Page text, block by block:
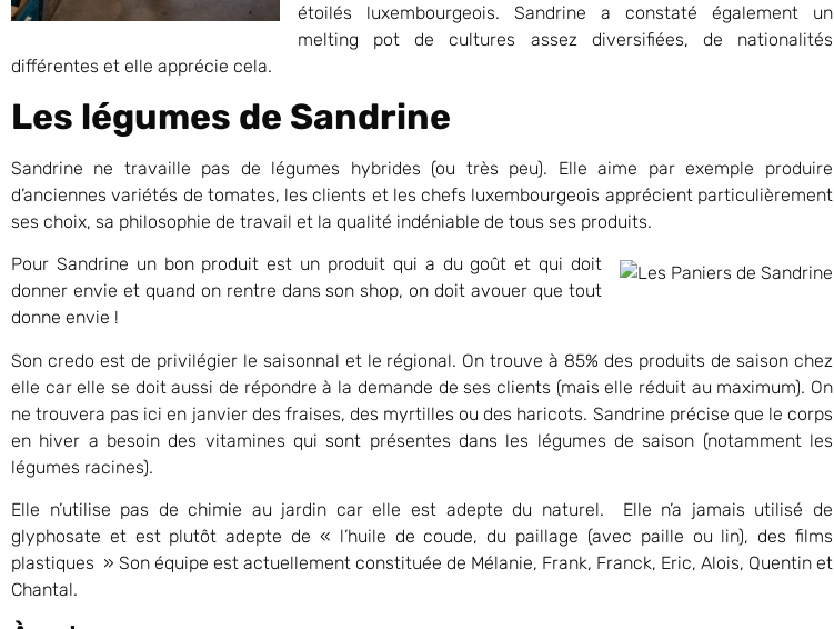
étoilés luxembourgeois. Sandrine a constaté également un
melting pot de cultures assez diversifiées, de nationalités
différentes et elle apprécie cela.
Les légumes de Sandrine
Sandrine ne travaille pas de légumes hybrides (ou très peu). Elle aime par exemple produire
d’anciennes variétés de tomates, les clients et les chefs luxembourgeois apprécient particulièrement
ses choix, sa philosophie de travail et la qualité indéniable de tous ses produits.
Pour Sandrine un bon produit est un produit qui a du goût et qui doit
donner envie et quand on rentre dans son shop, on doit avouer que tout
donne envie !
Son credo est de privilégier le saisonnal et le régional. On trouve à 85% des produits de saison chez
elle car elle se doit aussi de répondre à la demande de ses clients (mais elle réduit au maximum). On
ne trouvera pas ici en janvier des fraises, des myrtilles ou des haricots. Sandrine précise que le corps
en hiver a besoin des vitamines qui sont présentes dans les légumes de saison (notamment les
légumes racines).
Elle n’utilise pas de chimie au jardin car elle est adepte du naturel. Elle n’a jamais utilisé de
glyphosate et est plutôt adepte de « l’huile de coude, du paillage (avec paille ou lin), des films
plastiques » Son équipe est actuellement constituée de Mélanie, Frank, Franck, Eric, Alois, Quentin et
Chantal.